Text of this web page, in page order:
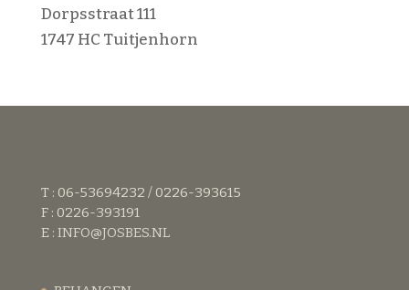
Dorpsstraat 111
1747 HC Tuitjenhorn
T : 06-53694232 / 0226-393615
F : 0226-393191
E : INFO@JOSBES.NL